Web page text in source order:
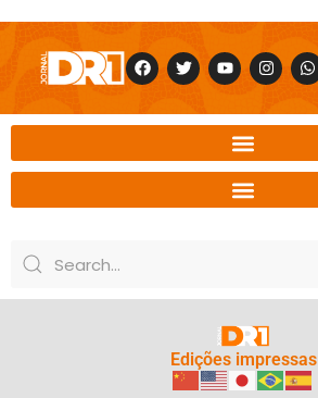
Edições impressas